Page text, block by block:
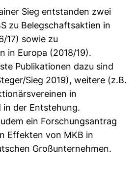
Sieg entstanden zwei
zu Belegschaftsaktien in
17) sowie zu
in Europa (2018/19).
Publikationen dazu sind
Sieg 2019), weitere (z.B.
in
in der Entstehung.
ein Forschungsantrag
Effekten von MKB in
Großunternehmen.